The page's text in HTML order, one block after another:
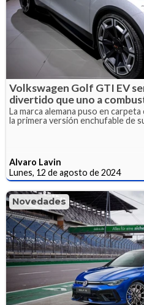
Volkswagen Golf GTI EV
divertido que uno a
La marca alemana puso en
la primera versión enchufable de
Alvaro Lavin
Lunes, 12 de agosto de 2024
Novedades